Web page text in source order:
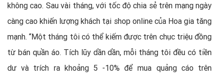
không cao. Sau vài tháng, với tốc độ chia sẻ trên mạng ngày
càng cao khiến lượng khách tại shop online của Hoa gia tăng
mạnh. “Một tháng tôi có thể kiếm được trên chục triệu đồng
từ bán quần áo. Tích lũy dần dần, mỗi tháng tôi đều có tiền
dư và trích ra khoảng 5 -10% để mua quảng cáo trên